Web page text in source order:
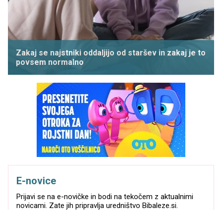
Zakaj se najstniki oddaljijo od staršev in zakaj je to
povsem normalno
E-novice
Prijavi se na e-novičke in bodi na tekočem z aktualnimi
novicami. Zate jih pripravlja uredništvo Bibaleze.si.